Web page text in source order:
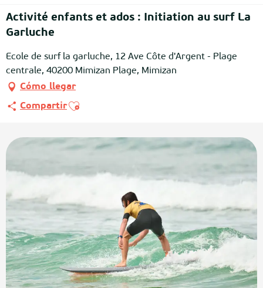
Activité enfants et ados : Initiation au surf La
Garluche
Ecole de surf la garluche, 12 Ave Côte d'Argent - Plage
centrale, 40200 Mimizan Plage, Mimizan
Cómo llegar
CompartirAjouter aux favoris